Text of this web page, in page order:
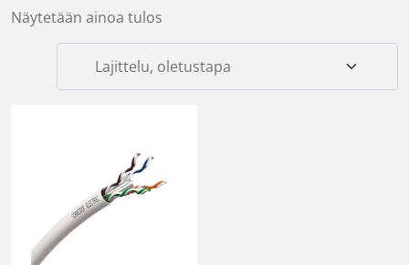
Näytetään ainoa tulos